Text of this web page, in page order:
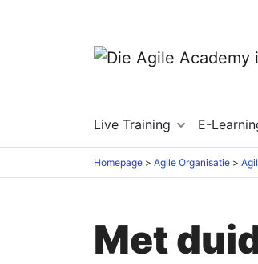
Live Training E-
Homepage Agile Organisatie
Met